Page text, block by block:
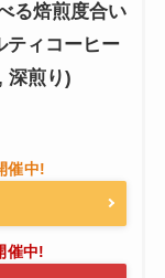
る焙煎度合い
ティコーヒー
深煎り)